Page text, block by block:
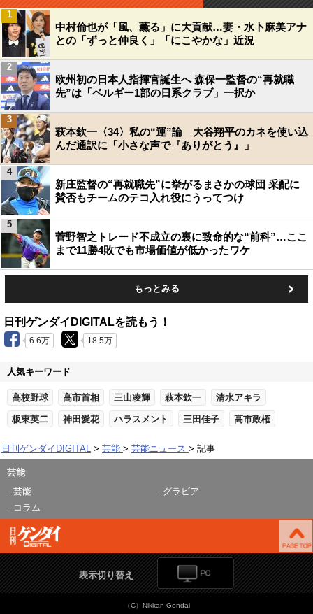
中村倫也が「風、薫る」に大貢献…妻・水卜麻美アナ
との「ずっと仲良く」「にこやかな」近況
1
欧州初の日本人指揮官誕生へ 森保一監督の“再就職
先”は「ベルギー1部の日系クラブ」一択か
2
萩本欽一〈34〉私の“運”論 大谷翔平のカネを使い込
んだ通訳に「小さな声で『ありがとう』」
3
新庄監督の“再就職先”に挙がるまさかの球団 采配に
賛否もチームのテコ入れ役にうってつけ
4
菅野智之トレード不成立の裏に致命的な“前科”…ここ
まで11勝4敗でも市場価値が低かったワケ
5
もっとみる
日刊ゲンダイDIGITALを読もう！
6.6万 18.5万
人気キーワード
高校野球 高市首相 三山凌輝 萩本欽一 清水アキラ
板東英二 神田愛花 ハラスメント 三田佳子 高市政権
日刊ゲンダイDIGITAL 芸能 芸能ニュース 記事
芸能
芸能
グラビア
コラム
表示切り替え
（C）Nikkan Gendai